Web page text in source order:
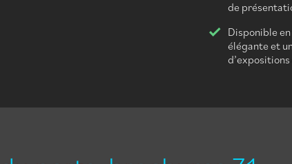
de
Disponible
élégante et